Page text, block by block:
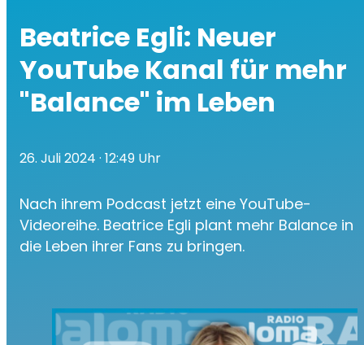
Beatrice Egli: Neuer
YouTube Kanal für mehr
"Balance" im Leben
26. Juli 2024 · 12:49 Uhr
Nach ihrem Podcast jetzt eine YouTube-
Videoreihe. Beatrice Egli plant mehr Balance in
die Leben ihrer Fans zu bringen.